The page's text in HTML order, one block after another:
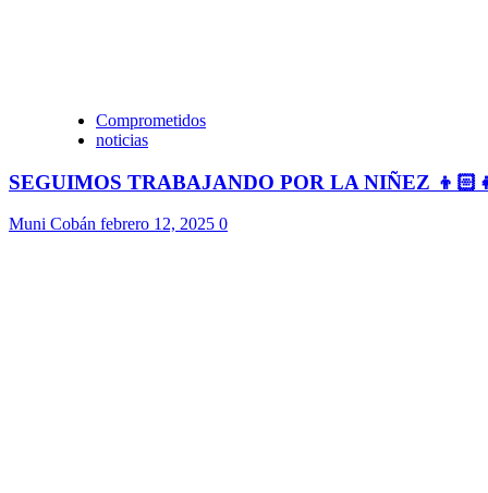
Comprometidos
noticias
SEGUIMOS TRABAJANDO POR LA NIÑEZ
Muni Cobán febrero 12, 2025 0